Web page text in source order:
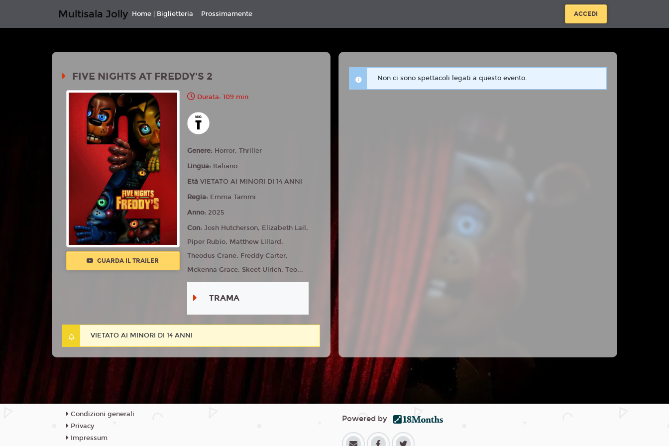
Multisala Jolly Home | Biglietteria Prossimamente ACCEDI
FIVE NIGHTS AT FREDDY'S 2
GUARDA IL TRAILER
Durata: 109 min
Genere: Horror, Thriller
Lingua: Italiano
EtàVIETATO AI MINORI DI 14 ANNI
Regia: Emma Tammi
Anno: 2025
Con: Josh Hutcherson, Elizabeth Lail,
Piper Rubio, Matthew Lillard,
Theodus Crane, Freddy Carter,
Mckenna Grace, Skeet Ulrich, Teo...
TRAMA
VIETATO AI MINORI DI 14 ANNI
Non ci sono spettacoli legati a questo evento.
Condizioni generali
Privacy
Impressum
Powered by